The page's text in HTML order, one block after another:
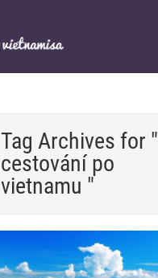
Tag Archives for "
cestování po
vietnamu "